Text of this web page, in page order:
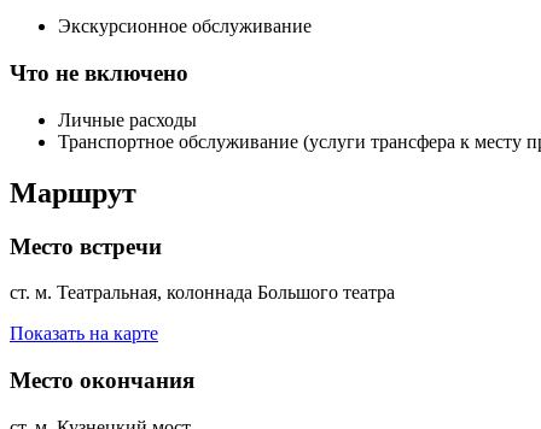
Экскурсионное обслуживание
Что не включено
Личные расходы
Транспортное обслуживание (услуги трансфера к месту
Маршрут
Место встречи
ст. м. Театральная, колоннада Большого театра
Показать на карте
Место окончания